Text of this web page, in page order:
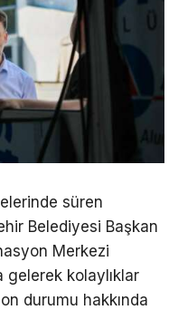
süren
Belediyesi Başkan
Merkezi
gelerek kolaylıklar
durumu hakkında